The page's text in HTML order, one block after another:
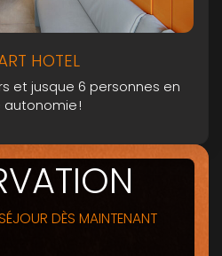
HOTEL
et jusque 6 personnes en
!
DÈS MAINTENANT